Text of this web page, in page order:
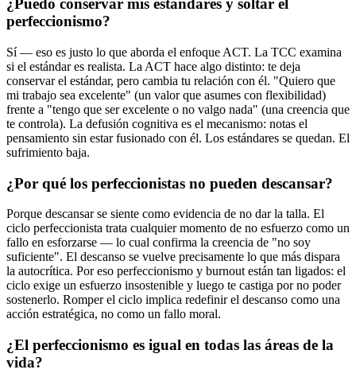
¿Puedo conservar mis estándares y soltar el
perfeccionismo?
Sí — eso es justo lo que aborda el enfoque ACT. La TCC examina
si el estándar es realista. La ACT hace algo distinto: te deja
conservar el estándar, pero cambia tu relación con él. "Quiero que
mi trabajo sea excelente" (un valor que asumes con flexibilidad)
frente a "tengo que ser excelente o no valgo nada" (una creencia que
te controla). La defusión cognitiva es el mecanismo: notas el
pensamiento sin estar fusionado con él. Los estándares se quedan. El
sufrimiento baja.
¿Por qué los perfeccionistas no pueden descansar?
Porque descansar se siente como evidencia de no dar la talla. El
ciclo perfeccionista trata cualquier momento de no esfuerzo como un
fallo en esforzarse — lo cual confirma la creencia de "no soy
suficiente". El descanso se vuelve precisamente lo que más dispara
la autocrítica. Por eso perfeccionismo y burnout están tan ligados: el
ciclo exige un esfuerzo insostenible y luego te castiga por no poder
sostenerlo. Romper el ciclo implica redefinir el descanso como una
acción estratégica, no como un fallo moral.
¿El perfeccionismo es igual en todas las áreas de la
vida?